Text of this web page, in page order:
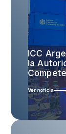
ICC
la
Ver noticia